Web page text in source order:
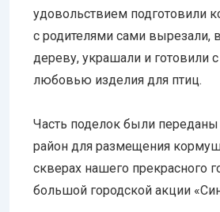
удовольствием подготовили
с родителями сами вырезали,
дереву, украшали и готовили
любовью изделия для птиц.
Часть поделок были
район для размещения
скверах нашего прекрасного
большой городской акции